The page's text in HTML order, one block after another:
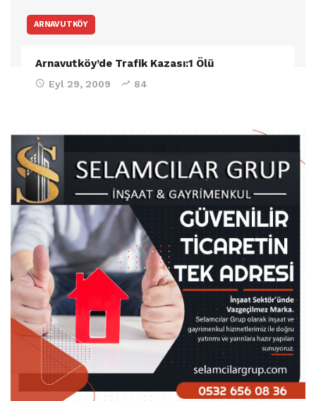
ARNAVUTKÖY
Arnavutköy’de Trafik Kazası:1 Ölü
Eyl 29, 2009 84